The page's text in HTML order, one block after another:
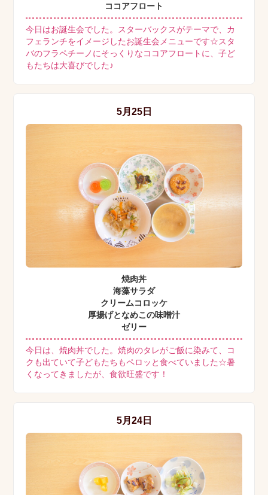
ココアフロート
今日はお誕生会でした。スターバックスがテーマで、カ
フェランチをイメージしたお誕生会メニューです☆スタ
バのフラペチーノにそっくりなココアフロートに、子ど
もたちは大喜びでした♪
5月25日
焼肉丼
海藻サラダ
クリームコロッケ
厚揚げとなめこの味噌汁
ゼリー
今日は、焼肉丼でした。焼肉のタレがご飯に染みて、コ
クも出ていて子どもたちもペロッと食べていました☆暑
くなってきましたが、食欲旺盛です！
5月24日